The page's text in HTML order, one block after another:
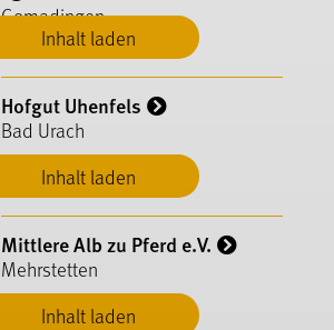
Inhalt laden
Gomadingen
Inhalt laden
Hofgut Uhenfels
Bad Urach
Inhalt laden
Mittlere Alb zu Pferd e.V.
Mehrstetten